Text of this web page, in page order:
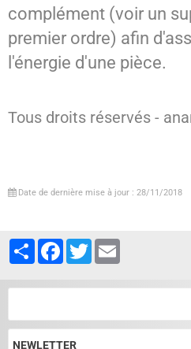
complément (voir un
premier ordre) afin
l'énergie d'une pièce.
Tous droits réservés -
Date de dernière mise à jour : 28/11/2018
PartagerFacebook
Twitter
NEWLETTER